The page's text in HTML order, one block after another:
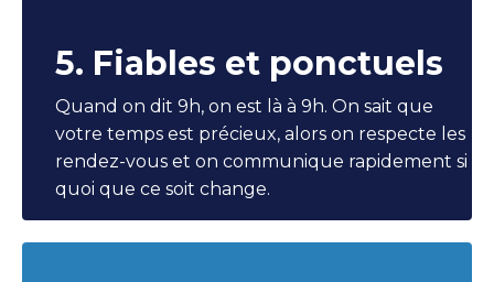
5. Fiables et ponctuels
Quand on dit 9h, on est là à 9h. On sait que
votre temps est précieux, alors on respecte les
rendez-vous et on communique rapidement si
quoi que ce soit change.